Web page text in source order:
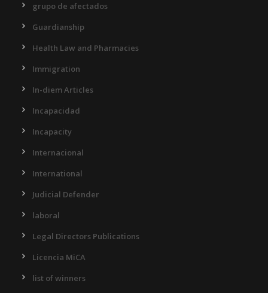
grupo de afectados
Guardianship
Health Law and Pharmacies
Immigration
In-diem Articles
Incapacidad
Incapacity
Internacional
International
Judicial Defender
laboral
Legal Directors Publications
Licencia MiCA
list of winners